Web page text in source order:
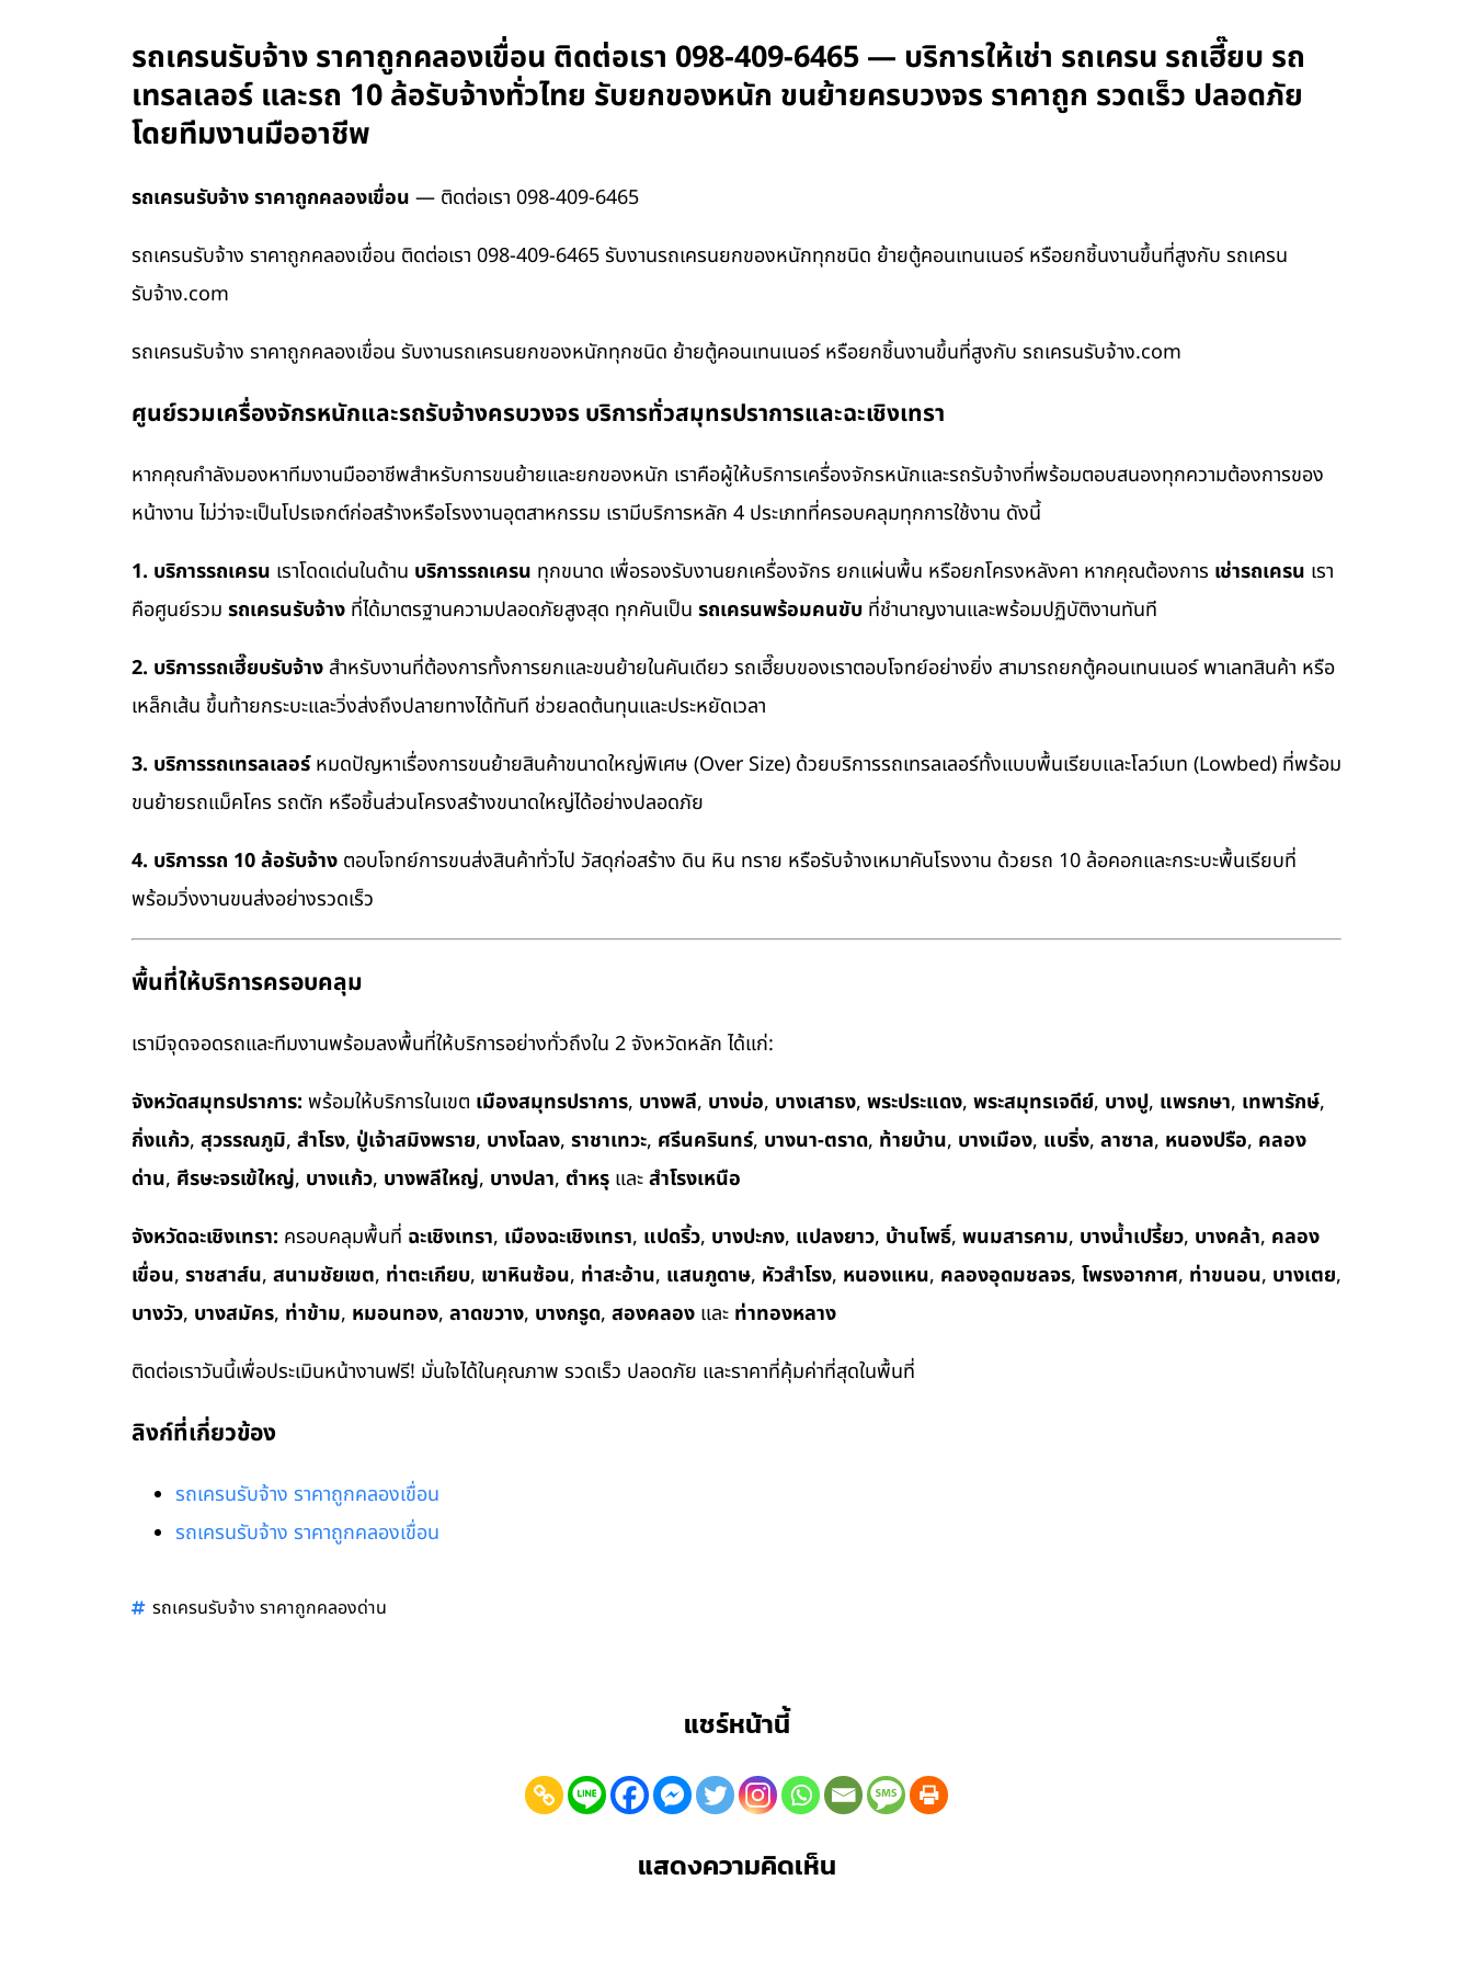
รถเครนรับจ้าง ราคาถูกคลองเขื่อน ติดต่อเรา 098-409-6465 — บริการให้เช่า รถเครน รถเฮี๊ยบ รถ
เทรลเลอร์ และรถ 10 ล้อรับจ้างทั่วไทย รับยกของหนัก ขนย้ายครบวงจร ราคาถูก รวดเร็ว ปลอดภัย
โดยทีมงานมืออาชีพ
รถเครนรับจ้าง ราคาถูกคลองเขื่อน — ติดต่อเรา 098-409-6465
รถเครนรับจ้าง ราคาถูกคลองเขื่อน ติดต่อเรา 098-409-6465 รับงานรถเครนยกของหนักทุกชนิด ย้ายตู้คอนเทนเนอร์ หรือยกชิ้นงานขึ้นที่สูงกับ รถเครน
รับจ้าง.com
รถเครนรับจ้าง ราคาถูกคลองเขื่อน รับงานรถเครนยกของหนักทุกชนิด ย้ายตู้คอนเทนเนอร์ หรือยกชิ้นงานขึ้นที่สูงกับ รถเครนรับจ้าง.com
ศูนย์รวมเครื่องจักรหนักและรถรับจ้างครบวงจร บริการทั่วสมุทรปราการและฉะเชิงเทรา
หากคุณกำลังมองหาทีมงานมืออาชีพสำหรับการขนย้ายและยกของหนัก เราคือผู้ให้บริการเครื่องจักรหนักและรถรับจ้างที่พร้อมตอบสนองทุกความต้องการของ
หน้างาน ไม่ว่าจะเป็นโปรเจกต์ก่อสร้างหรือโรงงานอุตสาหกรรม เรามีบริการหลัก 4 ประเภทที่ครอบคลุมทุกการใช้งาน ดังนี้
1. บริการรถเครน เราโดดเด่นในด้าน บริการรถเครน ทุกขนาด เพื่อรองรับงานยกเครื่องจักร ยกแผ่นพื้น หรือยกโครงหลังคา หากคุณต้องการ เช่ารถเครน เรา
คือศูนย์รวม รถเครนรับจ้าง ที่ได้มาตรฐานความปลอดภัยสูงสุด ทุกคันเป็น รถเครนพร้อมคนขับ ที่ชำนาญงานและพร้อมปฏิบัติงานทันที
2. บริการรถเฮี๊ยบรับจ้าง สำหรับงานที่ต้องการทั้งการยกและขนย้ายในคันเดียว รถเฮี๊ยบของเราตอบโจทย์อย่างยิ่ง สามารถยกตู้คอนเทนเนอร์ พาเลทสินค้า หรือ
เหล็กเส้น ขึ้นท้ายกระบะและวิ่งส่งถึงปลายทางได้ทันที ช่วยลดต้นทุนและประหยัดเวลา
3. บริการรถเทรลเลอร์หมดปัญหาเรื่องการขนย้ายสินค้าขนาดใหญ่พิเศษ (Over Size) ด้วยบริการรถเทรลเลอร์ทั้งแบบพื้นเรียบและโลว์เบท (Lowbed) ที่พร้อม
ขนย้ายรถแม็คโคร รถตัก หรือชิ้นส่วนโครงสร้างขนาดใหญ่ได้อย่างปลอดภัย
4. บริการรถ 10 ล้อรับจ้าง ตอบโจทย์การขนส่งสินค้าทั่วไป วัสดุก่อสร้าง ดิน หิน ทราย หรือรับจ้างเหมาคันโรงงาน ด้วยรถ 10 ล้อคอกและกระบะพื้นเรียบที่
พร้อมวิ่งงานขนส่งอย่างรวดเร็ว
พื้นที่ให้บริการครอบคลุม
เรามีจุดจอดรถและทีมงานพร้อมลงพื้นที่ให้บริการอย่างทั่วถึงใน 2 จังหวัดหลัก ได้แก่:
จังหวัดสมุทรปราการ: พร้อมให้บริการในเขต เมืองสมุทรปราการ, บางพลี, บางบ่อ, บางเสาธง, พระประแดง, พระสมุทรเจดีย์, บางปู, แพรกษา, เทพารักษ์,
กิ่งแก้ว, สุวรรณภูมิ, สำโรง, ปู่เจ้าสมิงพราย, บางโฉลง, ราชาเทวะ, ศรีนครินทร์, บางนา-ตราด, ท้ายบ้าน, บางเมือง, แบริ่ง, ลาซาล, หนองปรือ, คลอง
ด่าน, ศีรษะจรเข้ใหญ่, บางแก้ว, บางพลีใหญ่, บางปลา, ตำหรุ และสำโรงเหนือ
จังหวัดฉะเชิงเทรา: ครอบคลุมพื้นที่ ฉะเชิงเทรา, เมืองฉะเชิงเทรา, แปดริ้ว, บางปะกง, แปลงยาว, บ้านโพธิ์, พนมสารคาม, บางน้ำเปรี้ยว, บางคล้า, คลอง
เขื่อน, ราชสาส์น, สนามชัยเขต, ท่าตะเกียบ, เขาหินซ้อน, ท่าสะอ้าน, แสนภูดาษ, หัวสำโรง, หนองแหน, คลองอุดมชลจร, โพรงอากาศ, ท่าขนอน, บางเตย,
บางวัว, บางสมัคร, ท่าข้าม, หมอนทอง, ลาดขวาง, บางกรูด, สองคลอง และ ท่าทองหลาง
ติดต่อเราวันนี้เพื่อประเมินหน้างานฟรี! มั่นใจได้ในคุณภาพ รวดเร็ว ปลอดภัย และราคาที่คุ้มค่าที่สุดในพื้นที่
ลิงก์ที่เกี่ยวข้อง
รถเครนรับจ้าง ราคาถูกคลองเขื่อน
รถเครนรับจ้าง ราคาถูกคลองเขื่อน
รถเครนรับจ้าง ราคาถูกคลองด่าน
แชร์หน้านี้
แสดงความคิดเห็น